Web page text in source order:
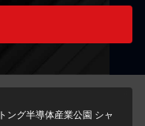
ング半導体産業公園 シャ